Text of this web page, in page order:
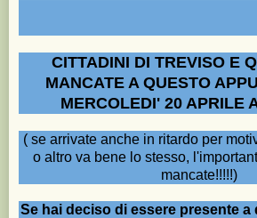
CITTADINI DI TREVISO E
MANCATE A QUESTO
MERCOLEDI' 20 APRILE
( se arrivate anche in ritardo per
o altro va bene lo stesso,
mancate!!!!!)
Se hai deciso di essere presente